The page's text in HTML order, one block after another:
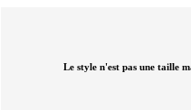
Le style n'est pas une taille